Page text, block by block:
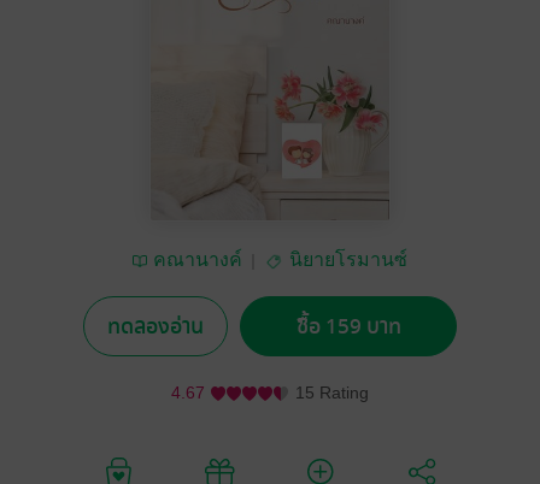
คณานางค์ นิยายโรมานซ์
ทดลองอ่าน ซื้อ 159 บาท
4.67 15 Rating